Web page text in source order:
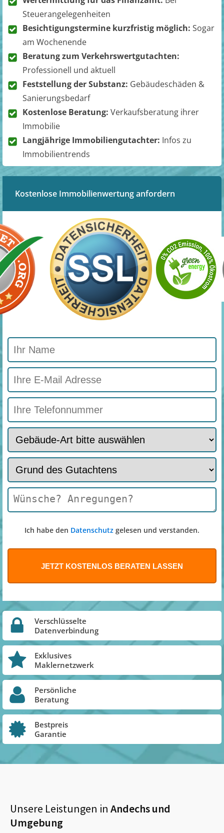
Steuerangelegenheiten
Besichtigungstermine kurzfristig möglich: Sogar
am Wochenende
Beratung zum Verkehrswertgutachten:
Professionell und aktuell
Feststellung der Substanz: Gebäudeschäden &
Sanierungsbedarf
Kostenlose Beratung: Verkaufsberatung ihrer
Immobilie
Langjährige Immobiliengutachter: Infos zu
Immobilientrends
Kostenlose Immobilienwertung anfordern
Ich habe den Datenschutz gelesen und verstanden.
Verschlüsselte
Datenverbindung
Exklusives
Maklernetzwerk
Persönliche
Beratung
Bestpreis
Garantie
Unsere Leistungen in Andechsund
Umgebung